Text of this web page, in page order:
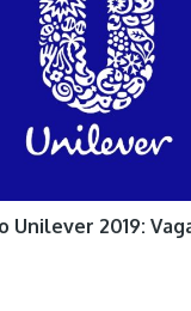
Unilever 2019: